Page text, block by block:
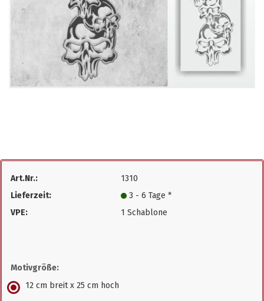
Art.Nr.:
1310
Lieferzeit:
3 - 6 Tage *
VPE:
1 Schablone
Motivgröße:
12 cm breit x 25 cm hoch